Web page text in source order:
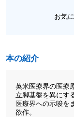
お気
本の紹介
英米医療界の医療
立脚基盤を異にす
医療界への示唆を
欲作。